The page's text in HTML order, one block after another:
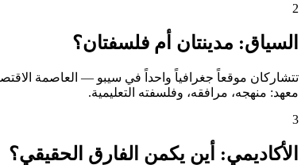
2
السياق: مدينتان أم فلسفتان؟
تتشاركان موقعاً جغرافياً واحداً في سيبو — العاصمة
معهد: منهجه، مرافقه، وفلسفته التعليمية.
3
الأكاديمي: أين يكمن الفارق الحقيقي؟